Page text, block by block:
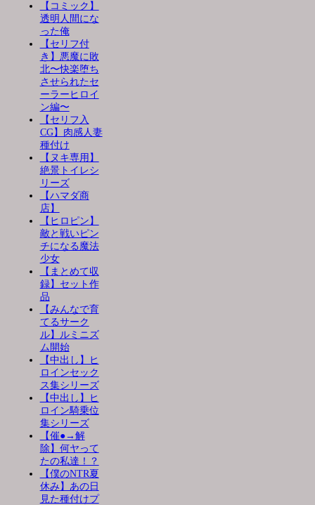
【コミック】
透明人間にな
った俺
【セリフ付
き】悪魔に敗
北〜快楽堕ち
させられたセ
ーラーヒロイ
ン編〜
【セリフ入
CG】肉感人妻
種付け
【ヌキ専用】
絶景トイレシ
リーズ
【ハマダ商
店】
【ヒロピン】
敵と戦いピン
チになる魔法
少女
【まとめて収
録】セット作
品
【みんなで育
てるサーク
ル】ルミニズ
ム開始
【中出し】ヒ
ロインセック
ス集シリーズ
【中出し】ヒ
ロイン騎乗位
集シリーズ
【催●→解
除】何ヤって
たの私達！？
【僕のNTR夏
休み】あの日
見た種付けプ